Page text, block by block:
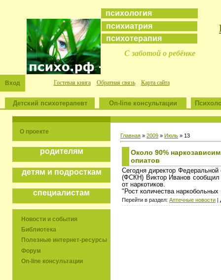
психология
психиатрия
психотерапия
С заботой о ребёнке
Вход Гостевая книга Обратная связь Карта сайта
Детский психотерапевт On-line консультации
О проекте
родителям
детям и подросткам
специалистам
Новости и события
Библиотека
Полезные интернет-ресурсы
Форум
On-line консультации
Главная » 2009 » Июль » 13
Около 90%
опиатов
Сегодня директор
(ФСКН) Виктор Иванов сообщил
от наркотиков.
"Рост количества
Перейти в раздел: Аптечные новости |